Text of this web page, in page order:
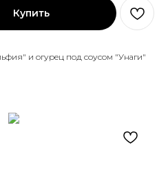
Купить
и огурец под соусом "Унаги"